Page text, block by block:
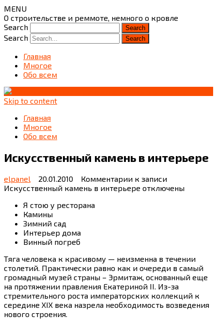
MENU
О строительстве и реммоте, немного о кровле
Search
Search
Главная
Многое
Обо всем
Skip to content
Главная
Многое
Обо всем
Искусственный камень в интерьере
elpanel 20.01.2010 Комментарии к записи
Искусственный камень в интерьере отключены
Я стою у ресторана
Камины
Зимний сад
Интерьер дома
Винный погреб
Тяга человека к красивому — неизменна в течении
столетий. Практически равно как и очереди в самый
громадный музей страны – Эрмитаж, основанный еще
на протяжении правления Екатериной II. Из-за
стремительного роста императорских коллекций к
середине XIX века назрела необходимость возведения
нового строения.